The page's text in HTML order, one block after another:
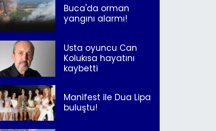
Buca'da orman
yangını alarmı!
Usta oyuncu Can
Kolukısa hayatını
kaybetti
Manifest ile Dua Lipa
buluştu!